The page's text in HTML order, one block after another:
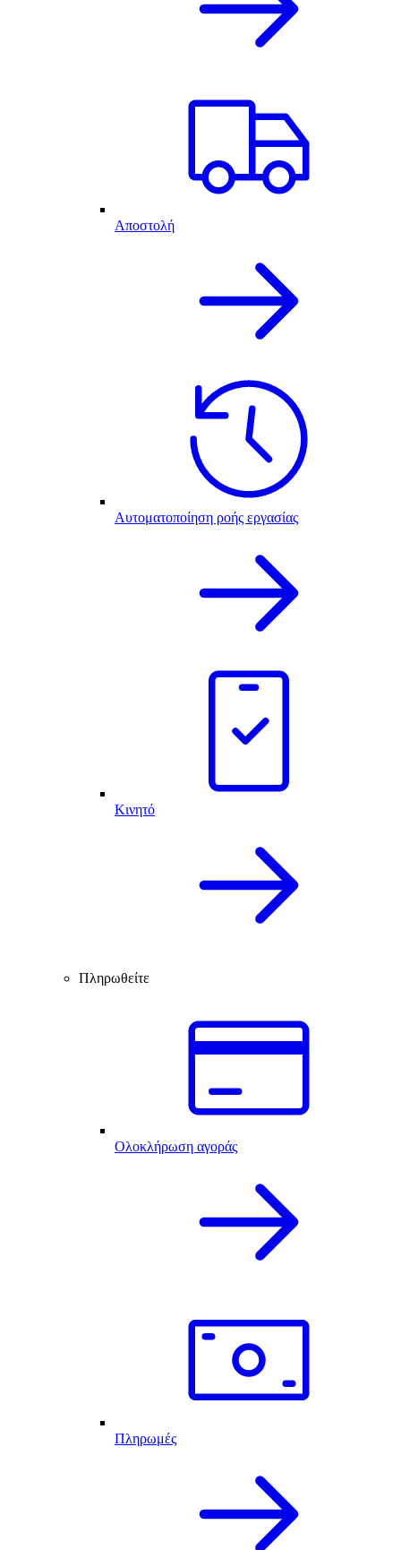
Αποστολή
Αυτοματοποίηση ροής εργασίας
Κινητό
Πληρωθείτε
Ολοκλήρωση αγοράς
Πληρωμές